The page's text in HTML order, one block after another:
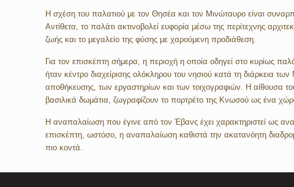
Η σχέση του παλατιού με τον Θησέα και τον Μινώταυρο είναι
Αντίθετα, το παλάτι ακτινοβολεί ευφορία μέσω της περίτεχνης
ζωής και το μεγαλείο της φύσης με χαρούμενη προδιάθεση.
Για τον επισκέπτη σήμερα, η περιοχή η οποία οδηγεί στο κυρίως
ήταν κέντρο διαχείρισης ολόκληρου του νησιού κατά τη διάρκεια
αποθήκευσης, των εργαστηρίων και των τοιχογραφιών. Η αίθουσα
βασιλικά δωμάτια, ζωγραφίζουν το πορτρέτο της Κνωσού ως ένα
Η αναπαλαίωση που έγινε από τον Έβανς έχει χαρακτηριστεί ως
επισκέπτη, ωστόσο, η αναπαλαίωση καθιστά την ακατανόητη
πιο κοντά.